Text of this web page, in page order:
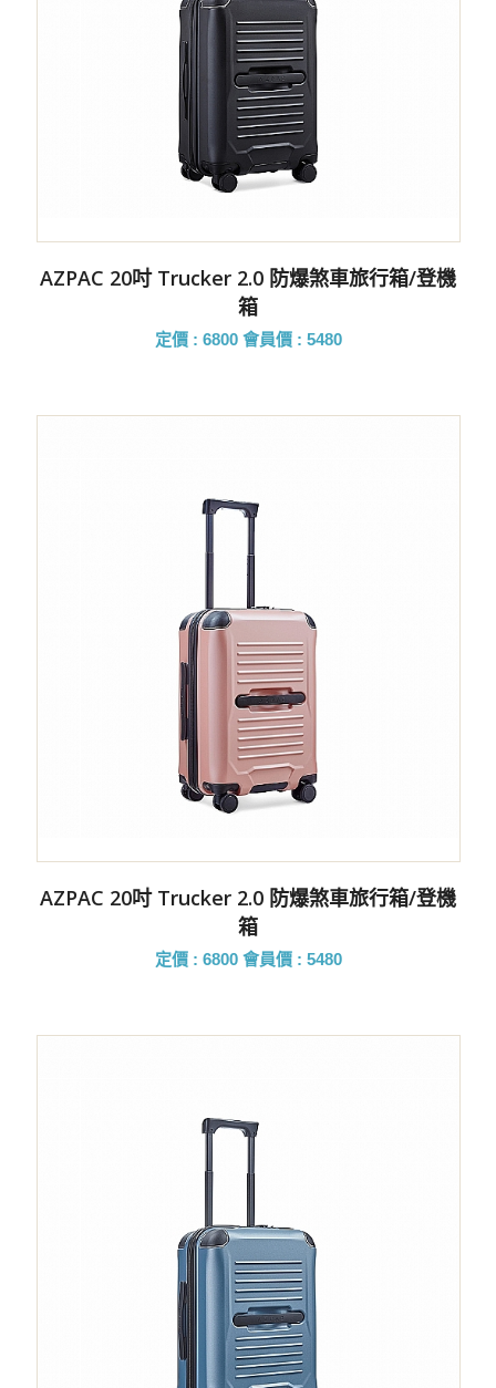
AZPAC 20吋 Trucker 2.0 防爆煞車旅行箱/登機
箱
定價 : 6800 會員價 : 5480
AZPAC 20吋 Trucker 2.0 防爆煞車旅行箱/登機
箱
定價 : 6800 會員價 : 5480